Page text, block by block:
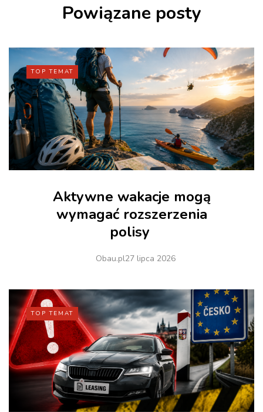
Powiązane posty
TOP TEMAT
Aktywne wakacje mogą
wymagać rozszerzenia
polisy
Obau.pl27 lipca 2026
TOP TEMAT